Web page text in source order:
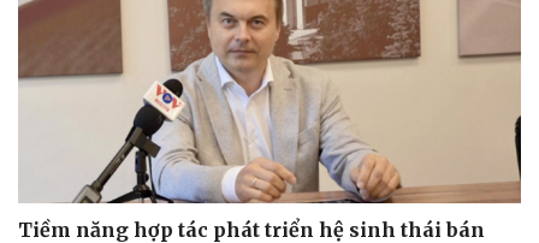
Tiềm năng hợp tác phát triển hệ sinh thái bán